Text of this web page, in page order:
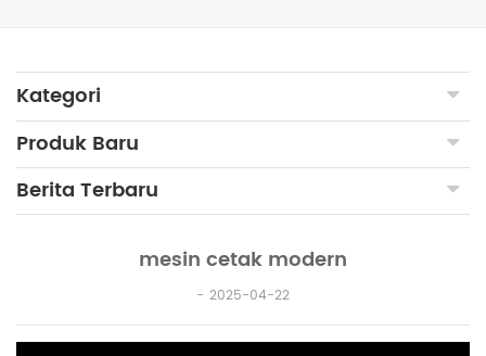
Kategori
Produk Baru
Berita Terbaru
mesin cetak modern
2025-04-22